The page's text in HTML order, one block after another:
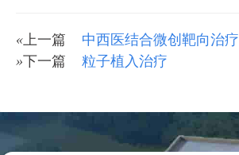
« 上一篇
中西医结合微创靶向治疗
»下一篇 粒子植入治疗